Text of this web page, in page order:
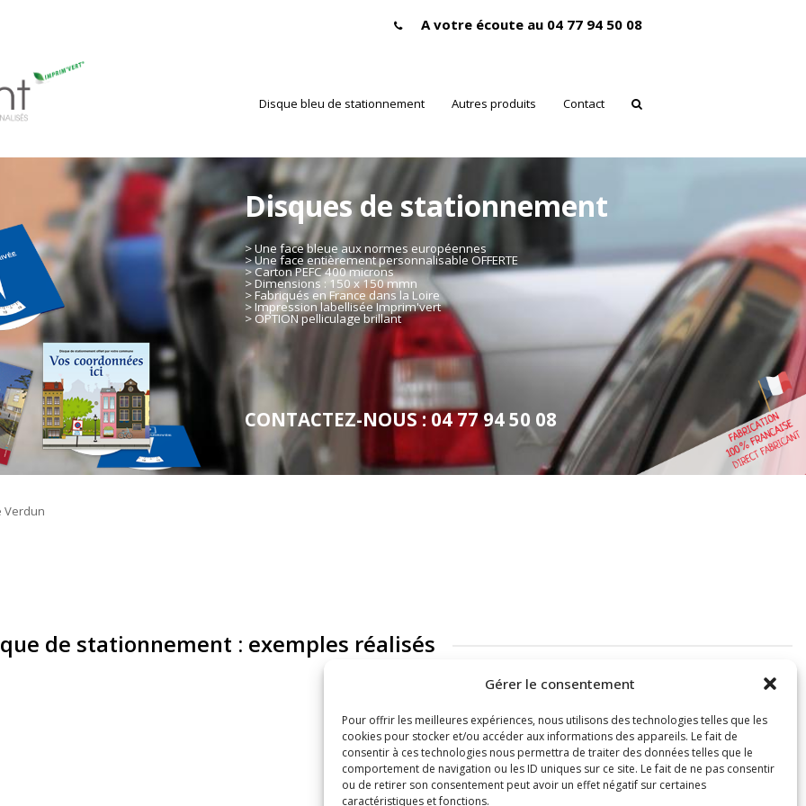
Gérer le consentement
Pour offrir les meilleures expériences, nous utilisons des technologies telles que les
cookies pour stocker et/ou accéder aux informations des appareils. Le fait de
consentir à ces technologies nous permettra de traiter des données telles que le
comportement de navigation ou les ID uniques sur ce site. Le fait de ne pas consentir
ou de retirer son consentement peut avoir un effet négatif sur certaines
caractéristiques et fonctions.
A votre écoute au 04 77 94 50 08
Disque bleu de stationnement Autres produits Contact
Disques de stationnement
> Une face bleue aux normes européennes
> Une face entièrement personnalisable OFFERTE
> Carton PEFC 400 microns
> Dimensions : 150 x 150 mmn
> Fabriqués en France dans la Loire
> Impression labellisée Imprim'vert
> OPTION pelliculage brillant
CONTACTEZ-NOUS : 04 77 94 50 08
de stationnement : exemples réalisés